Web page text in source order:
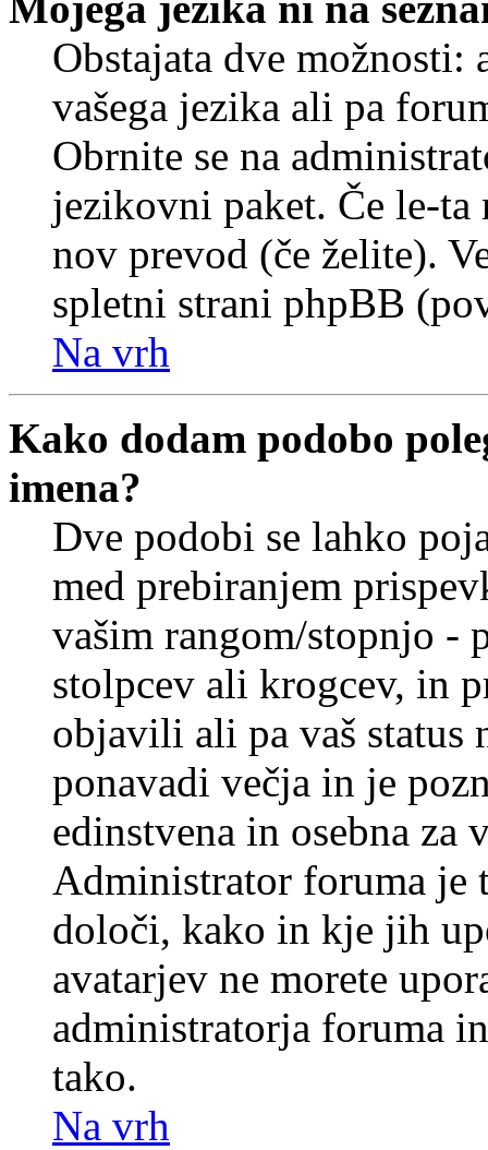
Obstajata dve
vašega jezika ali pa
Obrnite se na
jezikovni paket. Če le-ta
nov prevod (če želite).
spletni strani phpBB
Na vrh
Kako dodam podobo
imena?
Dve podobi se lahko
med prebiranjem
vašim rangom/stopnjo -
stolpcev ali krogcev, in
objavili ali pa vaš status
ponavadi večja in je
edinstvena in osebna za
Administrator foruma je
določi, kako in kje jih
avatarjev ne morete
administratorja foruma
tako.
Na vrh